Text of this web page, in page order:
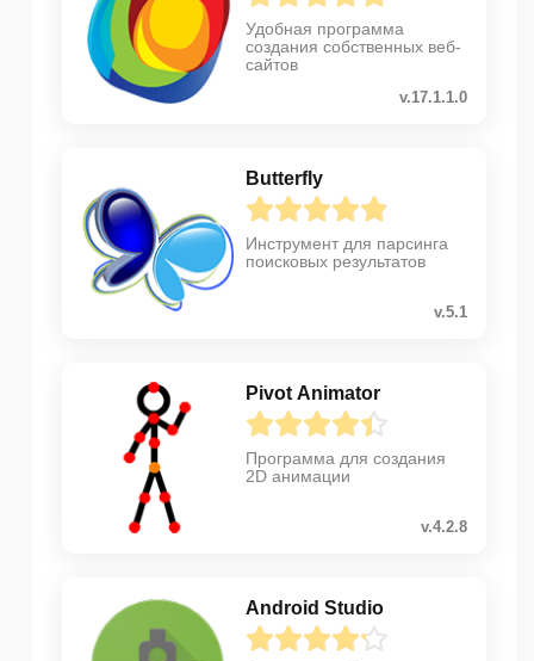
Удобная программа
создания собственных веб-
сайтов
v.17.1.1.0
Butterfly
Инструмент для парсинга
поисковых результатов
v.5.1
Pivot Animator
Программа для создания
2D анимации
v.4.2.8
Android Studio